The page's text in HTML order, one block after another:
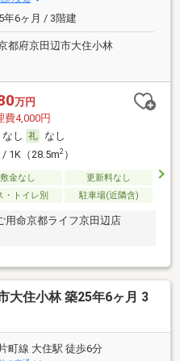
年6ヶ月 / 3階建
都府京田辺市大住小林
万円
費4,000円
なし
なし
/ 1K（28.5m2）
敷金なし
更新料なし
・トイレ別 駐車場(近隣含)
命京都ライフ京田辺店
大住小林 築25年6ヶ月 3
片町線 大住駅 徒歩6分